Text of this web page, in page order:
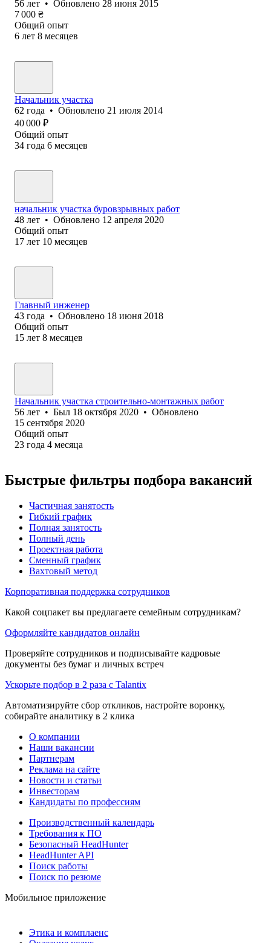
56 лет • Обновлено 28 июня 2015
7 000 ₴
Общий опыт
6 лет 8 месяцев
Начальник участка
62 года • Обновлено 21 июля 2014
40 000 ₽
Общий опыт
34 года 6 месяцев
начальник участка буровзрывных работ
48 лет • Обновлено 12 апреля 2020
Общий опыт
17 лет 10 месяцев
Главный инженер
43 года • Обновлено 18 июня 2018
Общий опыт
15 лет 8 месяцев
Начальник участка строительно-монтажных работ
56 лет • Был 18 октября 2020 • Обновлено
15 сентября 2020
Общий опыт
23 года 4 месяца
Быстрые фильтры подбора вакансий
Частичная занятость
Гибкий график
Полная занятость
Полный день
Проектная работа
Сменный график
Вахтовый метод
Корпоративная поддержка сотрудников
Какой соцпакет вы предлагаете семейным сотрудникам?
Оформляйте кандидатов онлайн
Проверяйте сотрудников и подписывайте кадровые
документы без бумаг и личных встреч
Ускорьте подбор в 2 раза с Talantix
Автоматизируйте сбор откликов, настройте воронку,
собирайте аналитику в 2 клика
О компании
Наши вакансии
Партнерам
Реклама на сайте
Новости и статьи
Инвесторам
Кандидаты по профессиям
Производственный календарь
Требования к ПО
Безопасный HeadHunter
HeadHunter API
Поиск работы
Поиск по резюме
Мобильное приложение
Этика и комплаенс